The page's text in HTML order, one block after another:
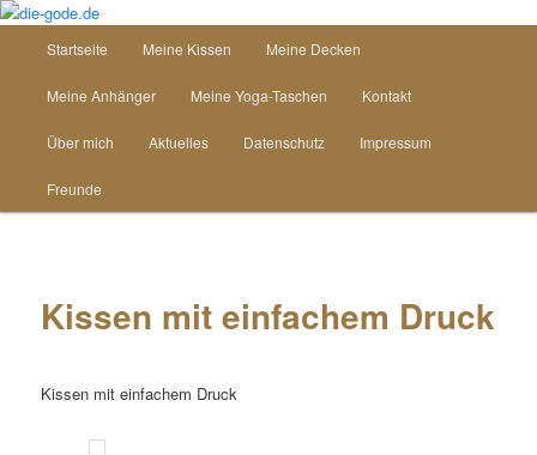
Zum
wechseln
die-gode.de
Startseite Meine Kissen Meine Decken
Meine Anhänger Meine Yoga-Taschen Kontakt
Über mich Aktuelles Datenschutz Impressum
Freunde
Kissen mit einfachem Druck
Kissen mit einfachem Druck